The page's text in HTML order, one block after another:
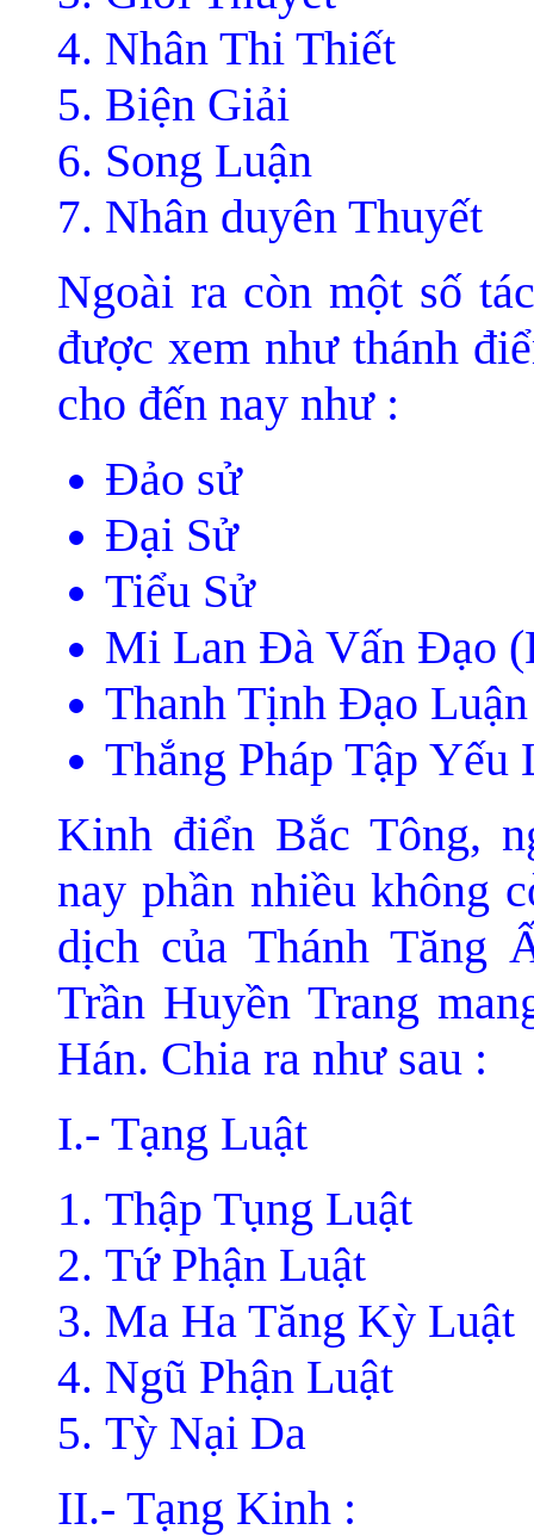
Nhân Thi Thiết
Biện Giải
Song Luận
Nhân duyên Thuyết
Ngoài ra còn một số
được xem như thánh
cho đến nay như :
Ðảo sử
Ðại Sử
Tiểu Sử
Mi Lan Ðà Vấn Ðạo
Thanh Tịnh Ðạo Luận
Thắng Pháp Tập Yếu
Kinh điển Bắc Tông,
nay phần nhiều không
dịch của Thánh Tăng
Trần Huyền Trang
Hán. Chia ra như sau :
I.- Tạng Luật
Thập Tụng Luật
Tứ Phận Luật
Ma Ha Tăng Kỳ Luật
Ngũ Phận Luật
Tỳ Nại Da
II.- Tạng Kinh :